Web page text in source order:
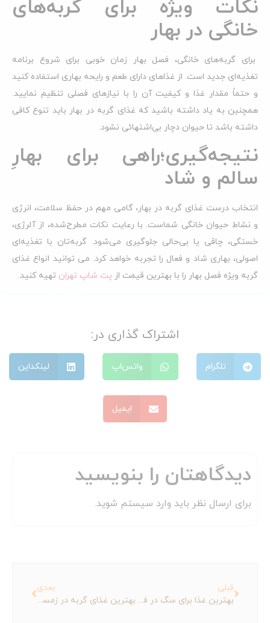
نکات ویژه برای گربه‌های
خانگی در بهار
برای گربه‌های خانگی، فصل بهار زمان خوبی برای شروع برنامه
تغذیه‌ای جدید است. از غذاهای دارای طعم و رایحه بهاری استفاده کنید
و حتماً مقدار غذا و کیفیت آن را با نیازهای فصلی تنظیم نمایید.
همچنین به یاد داشته باشید که غذای گربه در بهار باید تنوع کافی
داشته باشد تا حیوان دچار بی‌اشتهائی نشود.
نتیجه‌گیری؛راهی برای بهارِ
سالم و شاد
انتخاب درست غذای گربه در بهار، گامی مهم در حفظ سلامت، انرژی
و نشاط حیوان خانگی شماست. با رعایت نکات مطرح‌شده، از آلرژی،
خستگی، چاقی یا بی‌حالی جلوگیری می‌شود. گربه‌تان با تغذیه‌ای
اصولی، بهاری شاد و فعال را تجربه خواهد کرد. می توانید انواع غذای
گربه ویژه فصل بهار را با بهترین قیمت از پت شاپ تهران تهیه کنید.
اشتراک گذاری در:
تلگرام واتس‌اپ لینکداین
ایمیل
دیدگاهتان را بنویسید
برای ارسال نظر باید وارد سیستم شوید.
قبلی
بهترین غذا برای سگ در فصل بهار
بعدی
بهترین غذای گربه در زمستان